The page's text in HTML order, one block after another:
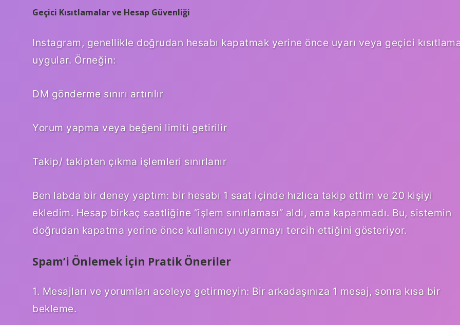
Geçici Kısıtlamalar ve Hesap Güvenliği
Instagram, genellikle doğrudan hesabı kapatmak yerine önce uyarı veya geçici
uygular. Örneğin:
DM gönderme sınırı artırılır
Yorum yapma veya beğeni limiti getirilir
Takip/ takipten çıkma işlemleri sınırlanır
Ben labda bir deney yaptım: bir hesabı 1 saat içinde hızlıca takip ettim ve 20 kişiyi
ekledim. Hesap birkaç saatliğine “işlem sınırlaması” aldı, ama kapanmadı. Bu, sistemin
doğrudan kapatma yerine önce kullanıcıyı uyarmayı tercih ettiğini gösteriyor.
Spam’i Önlemek İçin Pratik Öneriler
1. Mesajları ve yorumları aceleye getirmeyin: Bir arkadaşınıza 1 mesaj, sonra kısa bir
bekleme.